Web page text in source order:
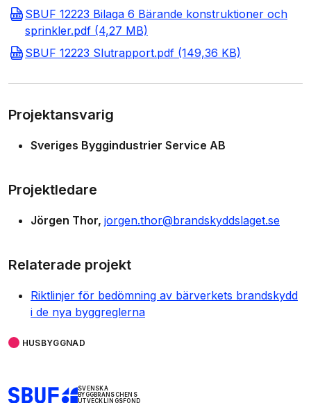
SBUF 12223 Bilaga 6 Bärande konstruktioner och
sprinkler.pdf (4,27 MB)
SBUF 12223 Slutrapport.pdf (149,36 KB)
Projektansvarig
Sveriges Byggindustrier Service AB
Projektledare
Jörgen Thor jorgen.thor@brandskyddslaget.se
Relaterade projekt
Riktlinjer för bedömning av bärverkets brandskydd
i de nya byggreglerna
HUSBYGGNAD
SVENSKA
BYGGBRANSCHENS
UTVECKLINGSFOND